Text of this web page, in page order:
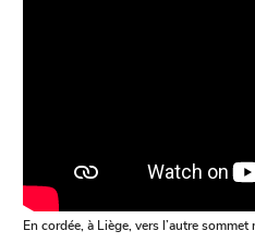
En cordée, à Liège, vers l’autre